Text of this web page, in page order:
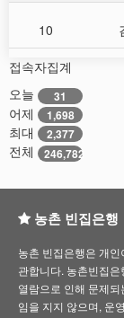
10
접속자집계
오늘
31
어제 1,698
최대 2,377
전체 246,782
농촌 빈집은행
농촌 빈집은행은 개
관합니다. 농촌빈집
열람으로 인해 문제
임을 지지 않으며, 운